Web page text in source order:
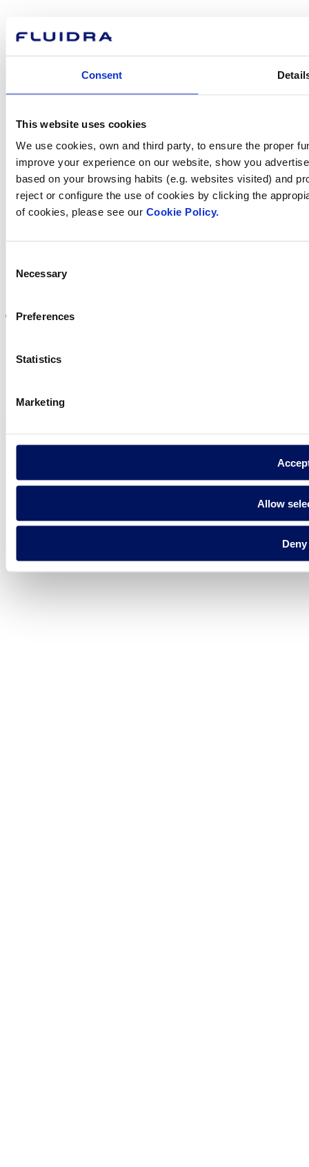
Consent
This website uses cookies
We use cookies, own and third party, to ensure the proper
improve your experience on our website, show you
based on your browsing habits (e.g. websites visited) and
reject or configure the use of cookies by clicking the
of cookies, please see our Cookie Policy.
Selection
Necessary
Preferences
Statistics
Marketing
Allow
Deny
Com podem
Trobi Fluidra
al seu país
Política de cookies
Fluidra S.A. 2025